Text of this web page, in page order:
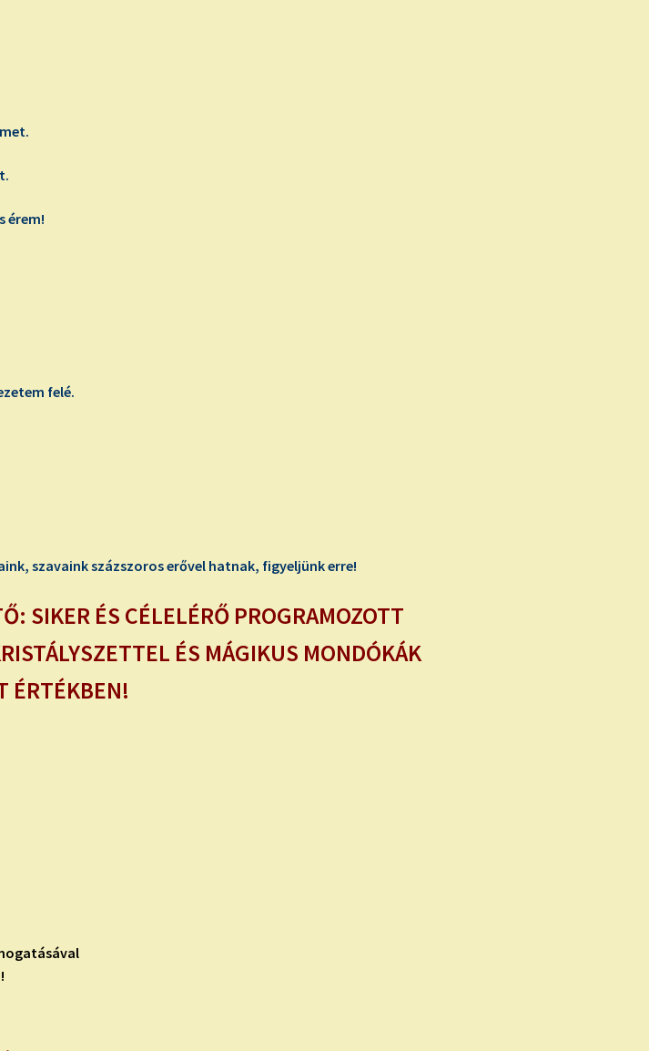
érem!
felé.
szavaink százszoros erővel hatnak, figyeljünk erre!
: SIKER ÉS CÉLELÉRŐ PROGRAMOZOTT
ÉS MÁGIKUS MONDÓKÁK
ÉRTÉKBEN!